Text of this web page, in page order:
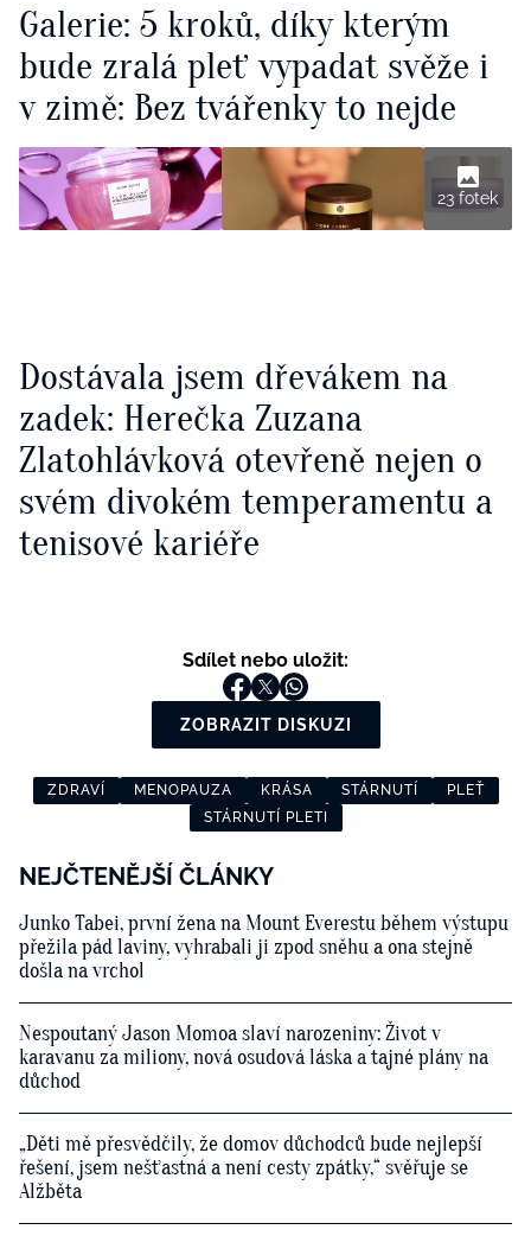
Galerie: 5 kroků, díky kterým
bude zralá pleť vypadat svěže i
v zimě: Bez tvářenky to nejde
23 fotek
Dostávala jsem dřevákem na
zadek: Herečka Zuzana
Zlatohlávková otevřeně nejen o
svém divokém temperamentu a
tenisové kariéře
Sdílet nebo uložit:
ZOBRAZIT DISKUZI
ZDRAVÍ MENOPAUZA KRÁSA STÁRNUTÍ
PLEŤ
STÁRNUTÍ PLETI
NEJČTENĚJŠÍ ČLÁNKY
Junko Tabei, první žena na Mount Everestu během výstupu
přežila pád laviny, vyhrabali ji zpod sněhu a ona stejně
došla na vrchol
Nespoutaný Jason Momoa slaví narozeniny: Život v
karavanu za miliony, nová osudová láska a tajné plány na
důchod
„Děti mě přesvědčily, že domov důchodců bude nejlepší
řešení, jsem nešťastná a není cesty zpátky,“ svěřuje se
Alžběta